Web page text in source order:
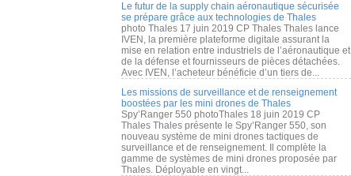
Le futur de la supply chain aéronautique sécurisée
se prépare grâce aux technologies de Thales
photo Thales 17 juin 2019 CP Thales Thales lance
IVEN, la première plateforme digitale assurant la
mise en relation entre industriels de l’aéronautique et
de la défense et fournisseurs de pièces détachées.
Avec IVEN, l’acheteur bénéficie d’un tiers de...
Les missions de surveillance et de renseignement
boostées par les mini drones de Thales
Spy’Ranger 550 photoThales 18 juin 2019 CP
Thales Thales présente le Spy’Ranger 550, son
nouveau système de mini drones tactiques de
surveillance et de renseignement. Il complète la
gamme de systèmes de mini drones proposée par
Thales. Déployable en vingt...